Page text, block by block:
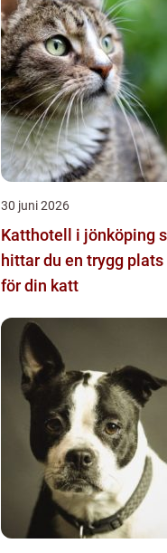
30 juni 2026
Katthotell i jönköping så
hittar du en trygg plats
för din katt